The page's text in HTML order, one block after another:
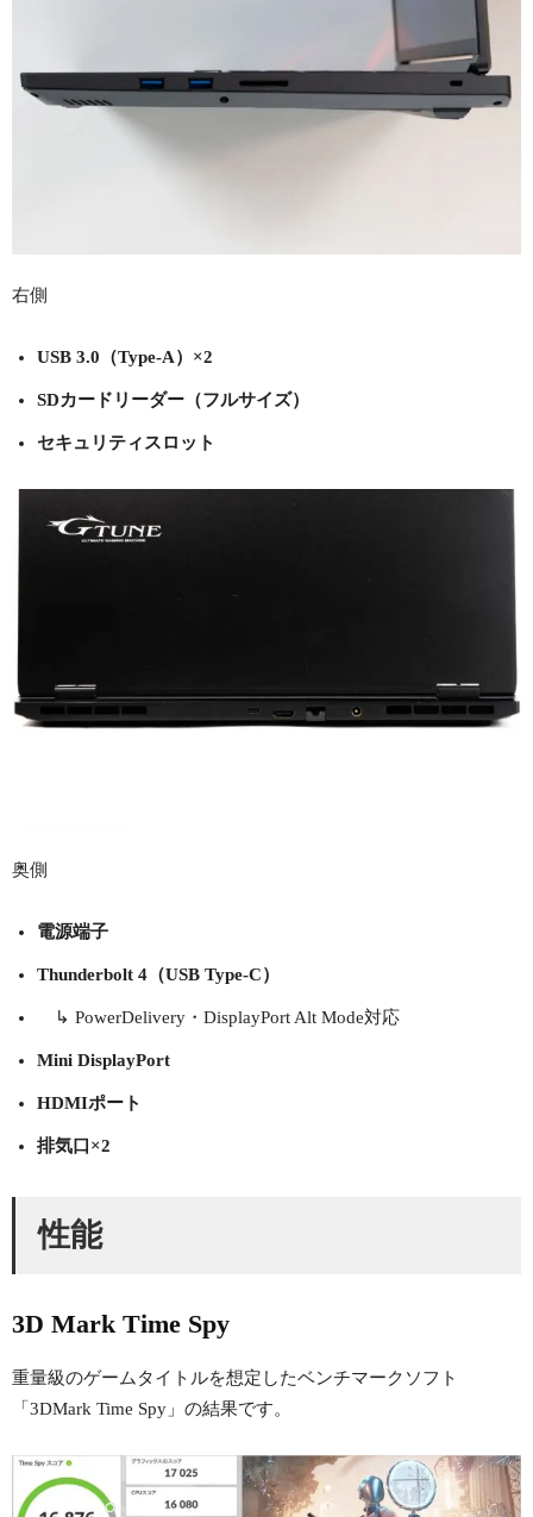
右側
USB 3.0（Type-A）×2
SDカードリーダー（フルサイズ）
セキュリティスロット
奥側
電源端子
Thunderbolt 4（USB Type-C）
↳ PowerDelivery・DisplayPort Alt Mode対応
Mini DisplayPort
HDMIポート
排気口×2
性能
3D Mark Time Spy
重量級のゲームタイトルを想定したベンチマークソフト
「3DMark Time Spy」の結果です。